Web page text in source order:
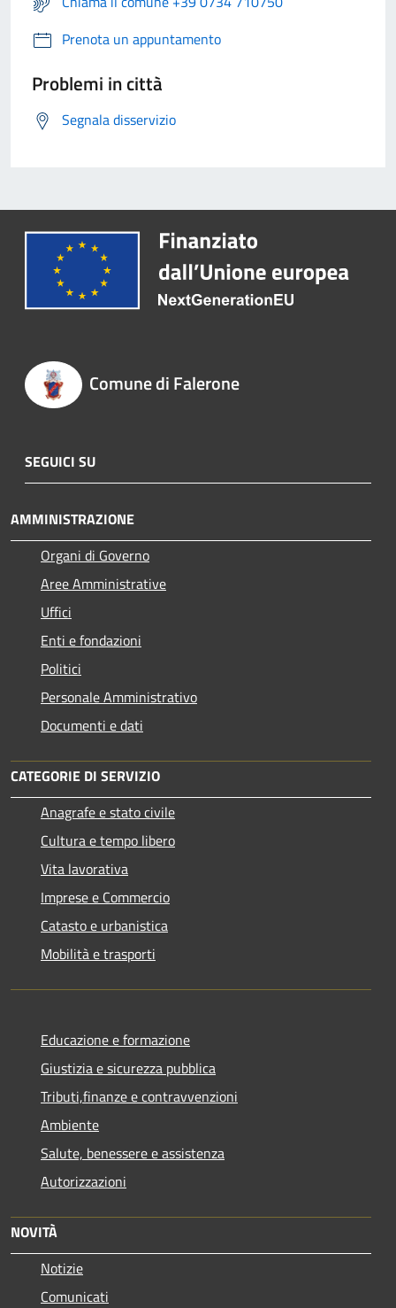
Prenota un appuntamento
Problemi in città
Segnala disservizio
Comune di Falerone
SEGUICI SU
AMMINISTRAZIONE
Organi di Governo
Aree Amministrative
Uffici
Enti e fondazioni
Politici
Personale Amministrativo
Documenti e dati
CATEGORIE DI SERVIZIO
Anagrafe e stato civile
Cultura e tempo libero
Vita lavorativa
Imprese e Commercio
Catasto e urbanistica
Mobilità e trasporti
Educazione e formazione
Giustizia e sicurezza pubblica
Tributi,finanze e contravvenzioni
Ambiente
Salute, benessere e assistenza
Autorizzazioni
NOVITÀ
Notizie
Comunicati